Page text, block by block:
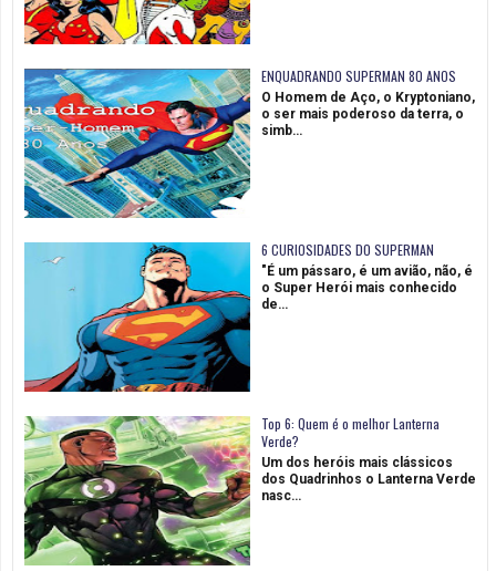
ENQUADRANDO SUPERMAN 80 ANOS
O Homem de Aço, o Kryptoniano,
o ser mais poderoso da terra, o
simb…
6 CURIOSIDADES DO SUPERMAN
"É um pássaro, é um avião, não, é
o Super Herói mais conhecido
de…
Top 6: Quem é o melhor Lanterna
Verde?
Um dos heróis mais clássicos
dos Quadrinhos o Lanterna Verde
nasc…